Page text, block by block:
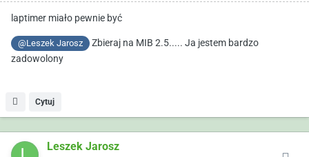
laptimer miało pewnie być
@Leszek Jarosz
Zbieraj na MIB 2.5..... Ja jestem bardzo
zadowolony
Cytuj
Leszek Jarosz